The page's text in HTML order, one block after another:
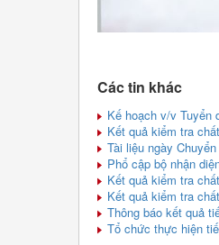
Các tin khác
Kế hoạch v/v Tuyển
Kết quả kiểm tra
Tài liệu ngày
Phổ cập bộ nhận
Kết quả kiểm tra
Kết quả kiểm tra
Thông báo kết quả
Tổ chức thực hiện